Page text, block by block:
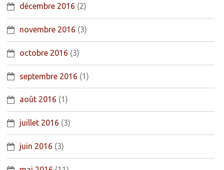
décembre 2016 (2)
novembre 2016 (3)
octobre 2016 (3)
septembre 2016 (1)
août 2016 (1)
juillet 2016 (3)
juin 2016 (3)